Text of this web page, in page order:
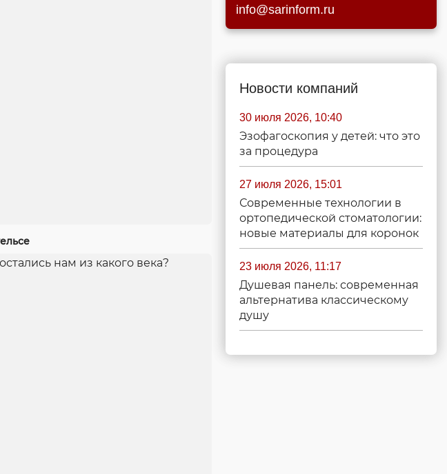
info@sarinform.ru
Новости компаний
30 июля 2026, 10:40
Эзофагоскопия у детей: что это
за процедура
27 июля 2026, 15:01
Современные технологии в
ортопедической стоматологии:
новые материалы для коронок
23 июля 2026, 11:17
Душевая панель: современная
альтернатива классическому
душу